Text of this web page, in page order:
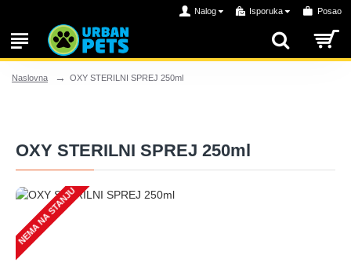
Nalog Isporuka Posao
Naslovna OXY STERILNI SPREJ 250ml
OXY STERILNI SPREJ 250ml
NEMA NA STANJU